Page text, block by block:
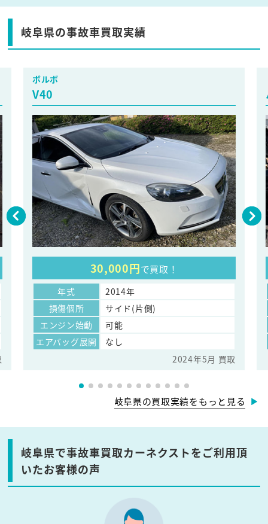
岐阜県の事故車買取実績
ボルボ
V40
30,000円で買取！
年式
2014年
損傷個所
サイド(片側)
エンジン始動
可能
エアバッグ展開
なし
2024年5月 買取
岐阜県の買取実績をもっと見る
岐阜県で事故車買取カーネクストをご利用頂
いたお客様の声